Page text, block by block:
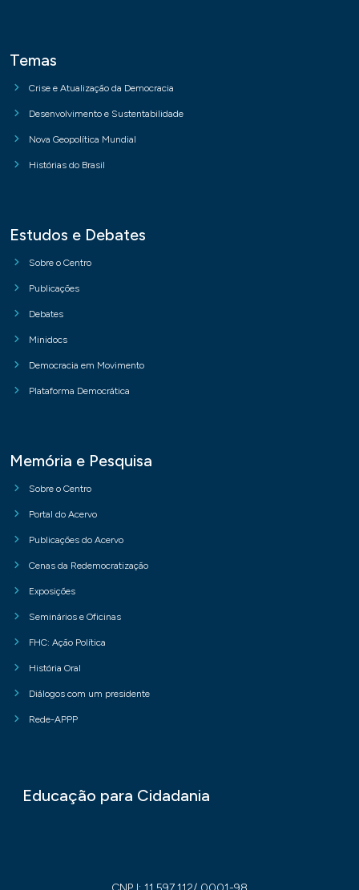
Temas
Crise e Atualização da Democracia
Desenvolvimento e Sustentabilidade
Nova Geopolítica Mundial
Histórias do Brasil
Estudos e Debates
Sobre o Centro
Publicações
Debates
Minidocs
Democracia em Movimento
Plataforma Democrática
Memória e Pesquisa
Sobre o Centro
Portal do Acervo
Publicações do Acervo
Cenas da Redemocratização
Exposições
Seminários e Oficinas
FHC: Ação Política
História Oral
Diálogos com um presidente
Rede-APPP
Educação para Cidadania